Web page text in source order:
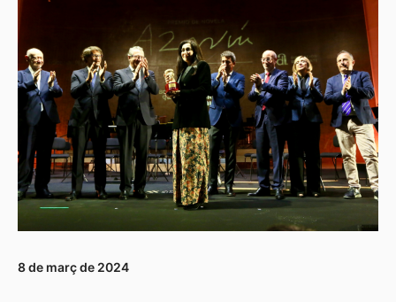
8 de març de 2024